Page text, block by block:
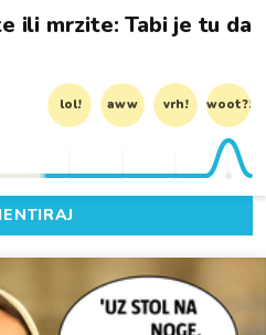
ili mrzite: Tabi je tu da
lol! aww vrh! woot?!